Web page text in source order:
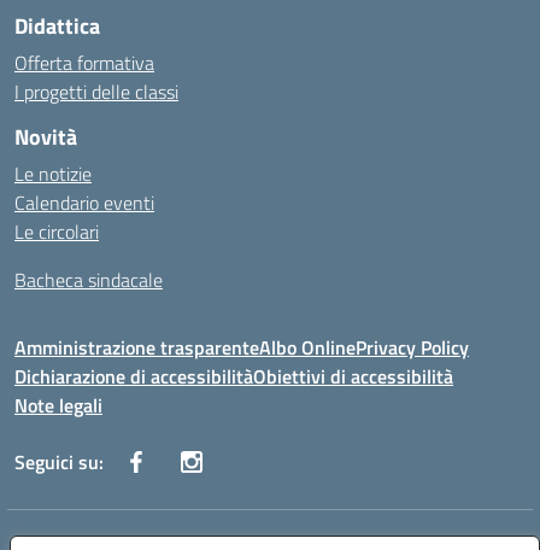
Didattica
Offerta formativa
I progetti delle classi
Novità
Le notizie
Calendario eventi
Le circolari
Bacheca sindacale
Amministrazione trasparenteAlbo OnlinePrivacy Policy
Dichiarazione di accessibilitàObiettivi di accessibilità
Note legali
Seguici su: